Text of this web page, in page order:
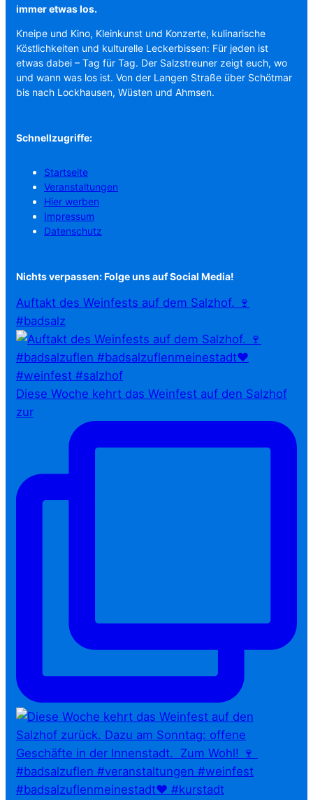
immer etwas los.
Kneipe und Kino, Kleinkunst und Konzerte, kulinarische
Köstlichkeiten und kulturelle Leckerbissen: Für jeden ist
etwas dabei – Tag für Tag. Der Salzstreuner zeigt euch, wo
und wann was los ist. Von der Langen Straße über Schötmar
bis nach Lockhausen, Wüsten und Ahmsen.
Schnellzugriffe:
Startseite
Veranstaltungen
Hier werben
Impressum
Datenschutz
Nichts verpassen: Folge uns auf Social Media!
Auftakt des Weinfests auf dem Salzhof. 🍷
#badsalz
Diese Woche kehrt das Weinfest auf den Salzhof
zur